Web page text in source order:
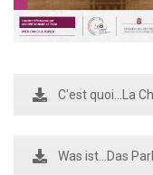
C'est quoi...La
Was ist...Das